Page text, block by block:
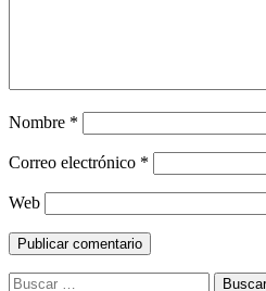
Nombre *
Correo electrónico *
Web
Buscar: